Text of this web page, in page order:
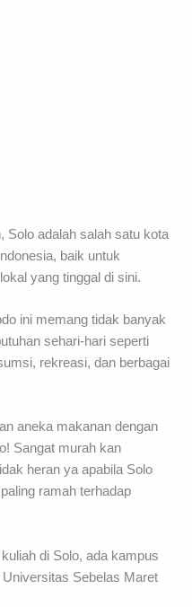
Solo adalah salah satu kota
baik untuk
yang tinggal di sini.
ini memang tidak banyak
sehari-hari seperti
rekreasi, dan berbagai
aneka makanan dengan
Sangat murah kan
heran ya apabila Solo
ramah terhadap
di Solo, ada kampus
Sebelas Maret